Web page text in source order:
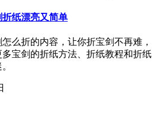
纸漂亮又简单
么折的内容，让你折宝剑不再难，
宝剑的折纸方法、折纸教程和折纸